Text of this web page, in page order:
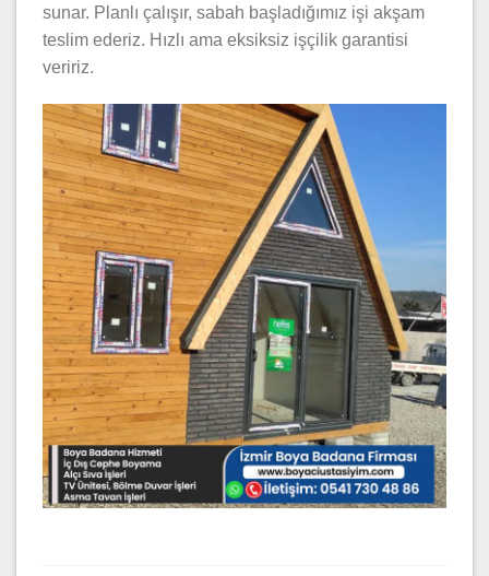
sunar. Planlı çalışır, sabah başladığımız işi akşam
teslim ederiz. Hızlı ama eksiksiz işçilik garantisi
veririz.